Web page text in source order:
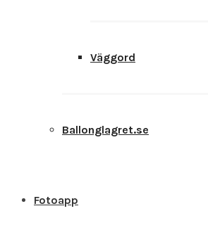
Väggord
Ballonglagret.se
Fotoapp